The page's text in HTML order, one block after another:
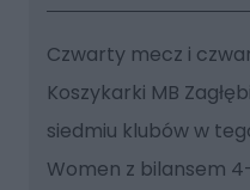
Czwarty mecz i
Koszykarki MB
siedmiu klubów w
Women z bilansem